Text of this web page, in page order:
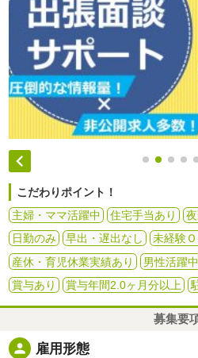

こだわりポイント！
主婦・ママ活躍中
住宅手当あり
日勤のみ
早出・遅出なし 未経験Ｏ
産休・育児休業実績あり
男性活躍中
賞与あり
賞与年間2.0ヶ月分以上
募集要
person 雇用形態